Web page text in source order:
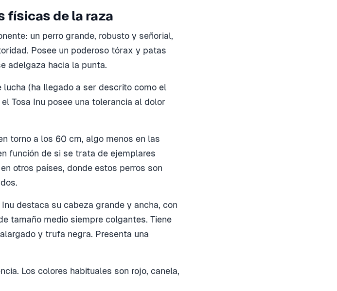
físicas de la raza
un perro grande, robusto y señorial,
Posee un poderoso tórax y patas
adelgaza hacia la punta.
(ha llegado a ser descrito como el
Tosa Inu posee una tolerancia al dolor
torno a los 60 cm, algo menos en las
función de si se trata de ejemplares
otros países, donde estos perros son
destaca su cabeza grande y ancha, con
tamaño medio siempre colgantes. Tiene
y trufa negra. Presenta una
Los colores habituales son rojo, canela,